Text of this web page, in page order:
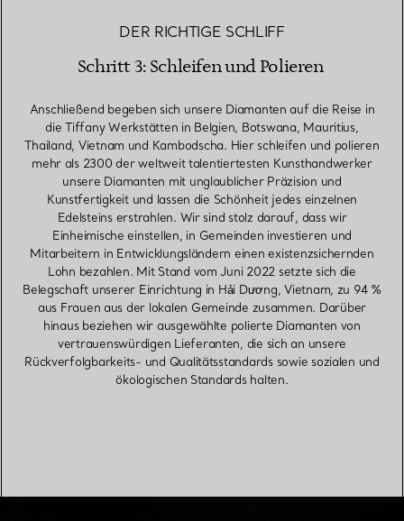
DER RICHTIGE SCHLIFF
Schritt 3: Schleifen und Polieren
Anschließend begeben sich unsere Diamanten auf die Reise in
die Tiffany Werkstätten in Belgien, Botswana, Mauritius,
Thailand, Vietnam und Kambodscha. Hier schleifen und polieren
mehr als 2300 der weltweit talentiertesten Kunsthandwerker
unsere Diamanten mit unglaublicher Präzision und
Kunstfertigkeit und lassen die Schönheit jedes einzelnen
Edelsteins erstrahlen. Wir sind stolz darauf, dass wir
Einheimische einstellen, in Gemeinden investieren und
Mitarbeitern in Entwicklungsländern einen existenzsichernden
Lohn bezahlen. Mit Stand vom Juni 2022 setzte sich die
Belegschaft unserer Einrichtung in Hải Dương, Vietnam, zu 94 %
aus Frauen aus der lokalen Gemeinde zusammen. Darüber
hinaus beziehen wir ausgewählte polierte Diamanten von
vertrauenswürdigen Lieferanten, die sich an unsere
Rückverfolgbarkeits- und Qualitätsstandards sowie sozialen und
ökologischen Standards halten.